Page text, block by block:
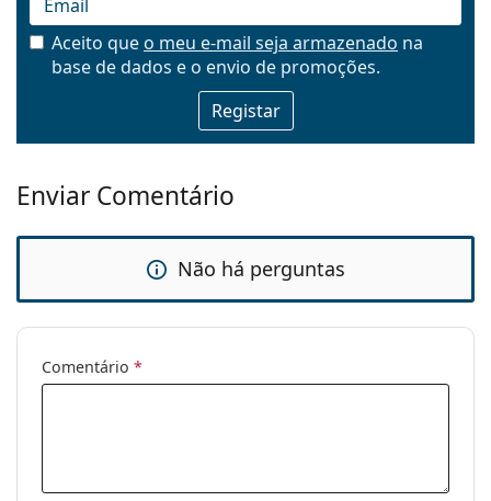
Email
Aceito queo meu e-mail seja armazenado na
base de dados e o envio de promoções.
Enviar Comentário
Não há perguntas
Comentário *